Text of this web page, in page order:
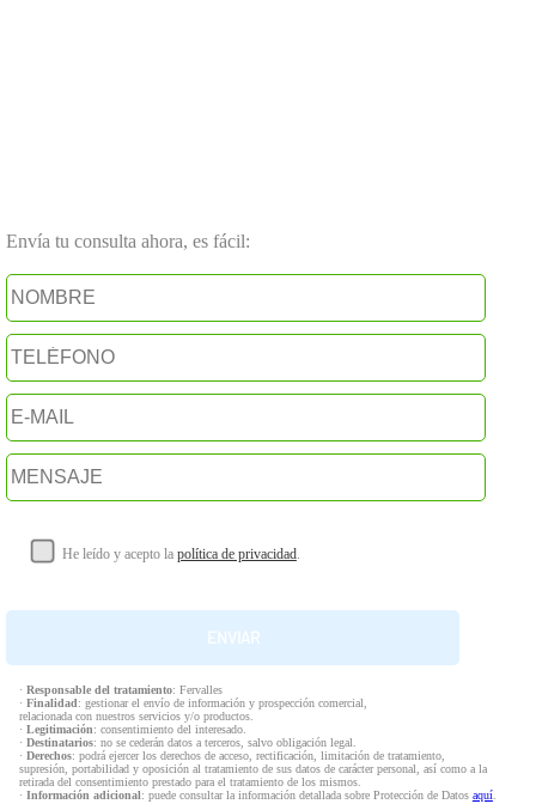
Envía tu consulta ahora, es fácil:
He leído y acepto la política de privacidad.
· Responsable del tratamiento: Fervalles
· Finalidad: gestionar el envío de información y prospección comercial,
relacionada con nuestros servicios y/o productos.
· Legitimación: consentimiento del interesado.
· Destinatarios: no se cederán datos a terceros, salvo obligación legal.
· Derechos: podrá ejercer los derechos de acceso, rectificación, limitación de tratamiento,
supresión, portabilidad y oposición al tratamiento de sus datos de carácter personal, así como a la
retirada del consentimiento prestado para el tratamiento de los mismos.
· Información adicional: puede consultar la información detallada sobre Protección de Datos aquí.